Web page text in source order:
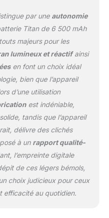
par une autonomie
Titan de 6 500 mAh
majeurs pour les
lumineux et réactifainsi
en font un choix idéal
bien que l’appareil
d’une utilisation
est indéniable,
tandis que l’appareil
délivre des clichés
à un rapport qualité-
l’empreinte digitale
de ces légers bémols,
choix judicieux pour ceux
efficacité au quotidien.